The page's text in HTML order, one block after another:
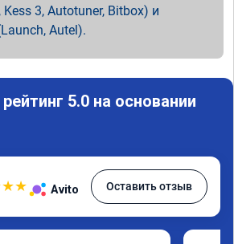
3, Autotuner, Bitbox) и
Autel).
5.0 на основании
★★ Avito Оставить отзыв